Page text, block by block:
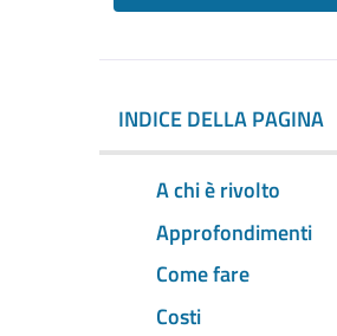
INDICE DELLA PAGINA
A chi è rivolto
Approfondimenti
Come fare
Costi